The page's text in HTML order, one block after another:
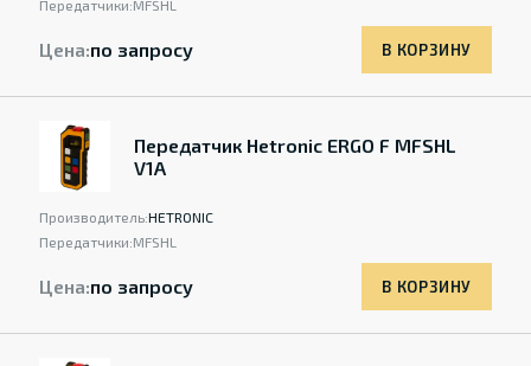
Передатчики:MFSHL
Цена:по запросу В КОРЗИНУ
Передатчик Hetronic ERGO F MFSHL
V1A
Производитель:HETRONIC
Передатчики:MFSHL
Цена:по запросу В КОРЗИНУ